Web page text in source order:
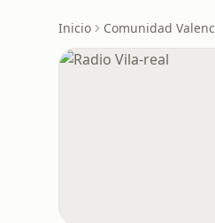
Inicio Comunidad